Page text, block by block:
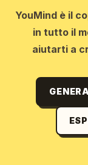
YouMind è il
in tutto il
aiutarti a